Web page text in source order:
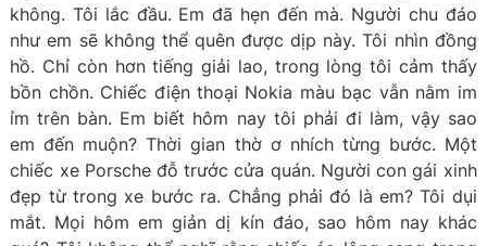
không. Tôi lắc đầu. Em đã hẹn đến mà. Người chu đáo
như em sẽ không thể quên được dịp này. Tôi nhìn đồng
hồ. Chỉ còn hơn tiếng giải lao, trong lòng tôi cảm thấy
bồn chồn. Chiếc điện thoại Nokia màu bạc vẫn nằm im
ỉm trên bàn. Em biết hôm nay tôi phải đi làm, vậy sao
em đến muộn? Thời gian thờ ơ nhích từng bước. Một
chiếc xe Porsche đỗ trước cửa quán. Người con gái xinh
đẹp từ trong xe bước ra. Chẳng phải đó là em? Tôi dụi
mắt. Mọi hôm em giản dị kín đáo, sao hôm nay khác